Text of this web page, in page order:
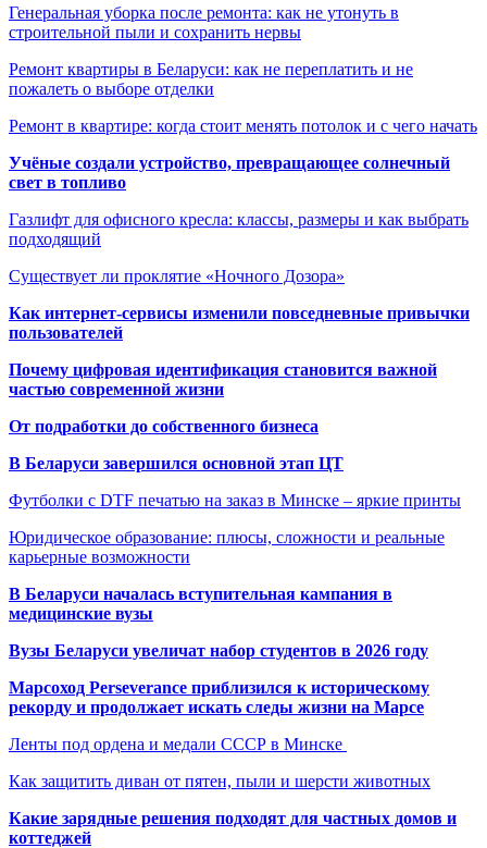
Генеральная уборка после ремонта: как не утонуть в
строительной пыли и сохранить нервы
Ремонт квартиры в Беларуси: как не переплатить и не
пожалеть о выборе отделки
Ремонт в квартире: когда стоит менять потолок и с чего начать
Учёные создали устройство, превращающее солнечный
свет в топливо
Газлифт для офисного кресла: классы, размеры и как выбрать
подходящий
Существует ли проклятие «Ночного Дозора»
Как интернет-сервисы изменили повседневные привычки
пользователей
Почему цифровая идентификация становится важной
частью современной жизни
От подработки до собственного бизнеса
В Беларуси завершился основной этап ЦТ
Футболки с DTF печатью на заказ в Минске – яркие принты
Юридическое образование: плюсы, сложности и реальные
карьерные возможности
В Беларуси началась вступительная кампания в
медицинские вузы
Вузы Беларуси увеличат набор студентов в 2026 году
Марсоход Perseverance приблизился к историческому
рекорду и продолжает искать следы жизни на Марсе
Ленты под ордена и медали СССР в Минске
Как защитить диван от пятен, пыли и шерсти животных
Какие зарядные решения подходят для частных домов и
коттеджей